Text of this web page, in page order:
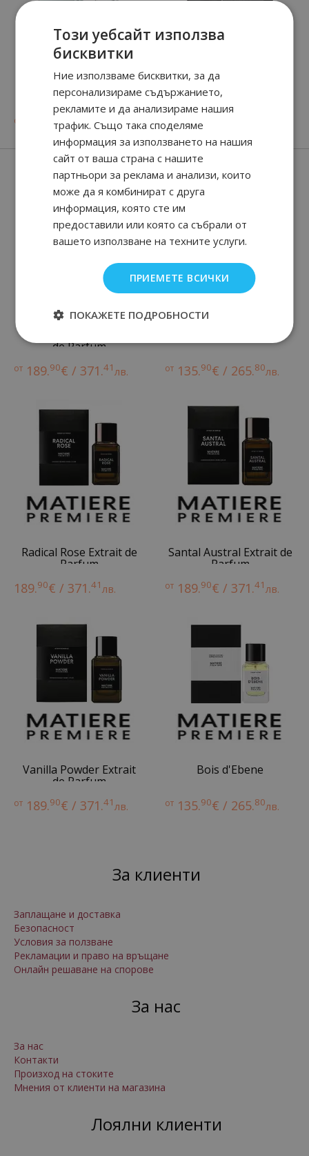
RED POWER
от 47€ / 45. 90лв.
SCUDERIA BLACK
SIGNATURE
19. € / 37.
Нови парфюми
Falcon Leather Extrait
de Parfum
от 189.90€ / 371.41лв. от 135.90€ / 265.80лв.
Radical Rose Extrait de
Parfum
189.90€ / 371.41лв.
Santal Austral Extrait de
Parfum
от 189.90€ / 371.41лв.
Vanilla Powder Extrait
de Parfum
от 189.90€ / 371.41лв.
Bois d'Ebene
от 135.90€ / 265.80лв.
За клиенти
Заплащане и доставка
Безопасност
Условия за ползване
Рекламации и право на връщане
Онлайн решаване на спорове
За нас
За нас
Контакти
Произход на стоките
Мнения от клиенти на магазина
Лоялни клиенти
Този уебсайт използва
бисквитки
Ние използваме бисквитки, за да
персонализираме съдържанието,
рекламите и да анализираме нашия
трафик. Също така споделяме
информация за използването на нашия
сайт от ваша страна с нашите
партньори за реклама и анализи, които
може да я комбинират с друга
информация, която сте им
предоставили или която са събрали от
вашето използване на техните услуги.
ПРИЕМЕТЕ ВСИЧКИ
ПОКАЖЕТЕ ПОДРОБНОСТИ